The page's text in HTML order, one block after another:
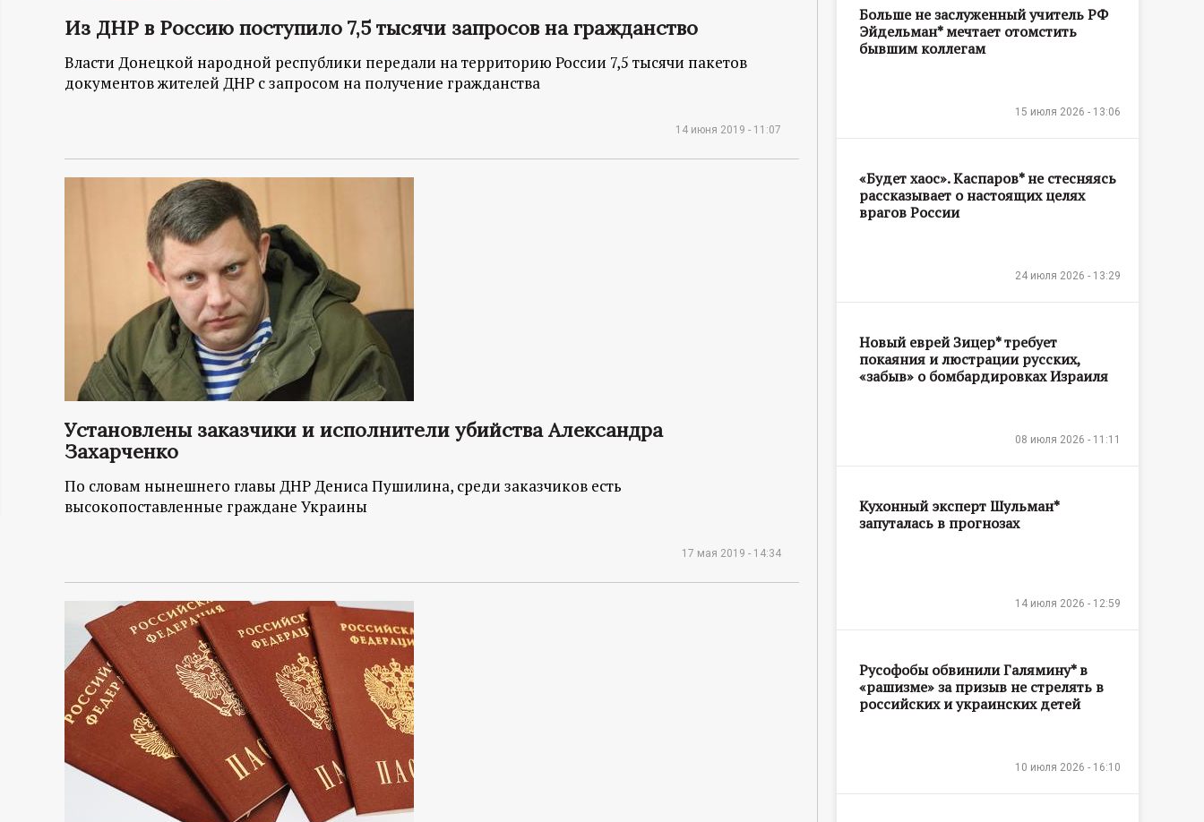
Н
-
н
а
ц
о
ы
й
п
о
Из ДНР в Россию поступило 7,5 тысячи запросов на гражданство
Власти Донецкой народной республики передали на территорию России 7,5 тысячи пакетов
документов жителей ДНР с запросом на получение гражданства
14 июня 2019 - 11:07
Установлены заказчики и исполнители убийства Александра
Захарченко
По словам нынешнего главы ДНР Дениса Пушилина, среди заказчиков есть
высокопоставленные граждане Украины
17 мая 2019 - 14:34
Больше не заслуженный учитель РФ
Эйдельман* мечтает отомстить
бывшим коллегам
15 июля 2026 - 13:06
«Будет хаос». Каспаров* не стесняясь
рассказывает о настоящих целях
врагов России
24 июля 2026 - 13:29
Новый еврей Зицер* требует
покаяния и люстрации русских,
«забыв» о бомбардировках Израиля
08 июля 2026 - 11:11
Кухонный эксперт Шульман*
запуталась в прогнозах
14 июля 2026 - 12:59
Русофобы обвинили Галямину* в
«рашизме» за призыв не стрелять в
российских и украинских детей
10 июля 2026 - 16:10